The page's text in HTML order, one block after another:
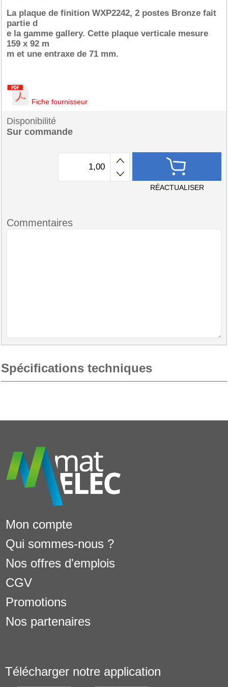
La plaque de finition WXP2242, 2 postes Bronze fait
partie d
e la gamme gallery. Cette plaque verticale mesure
159 x 92 m
m et une entraxe de 71 mm.
Fiche fournisseur
Disponibilité
Sur commande
RÉACTUALISER
Commentaires
Spécifications techniques
Mon compte
Qui sommes-nous ?
Nos offres d'emplois
CGV
Promotions
Nos partenaires
Télécharger notre application